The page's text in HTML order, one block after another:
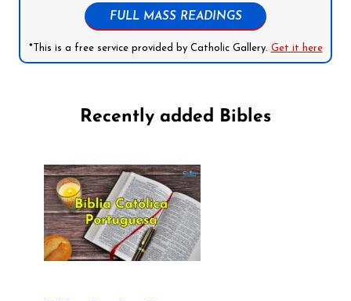
FULL MASS READINGS
*This is a free service provided by Catholic Gallery. Get it here
Recently added Bibles